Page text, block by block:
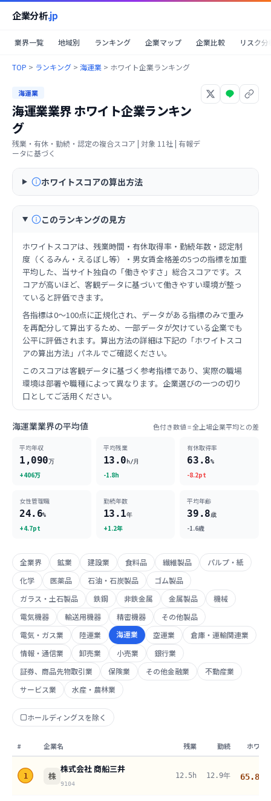
企業分析.jp
業界一覧 地域別 ランキング 企業マップ 企業比較 リスク分
TOP > ランキング > 海運業 > ホワイト企業ランキング
海運業
海運業業界ホワイト企業ランキン
グ
残業・有休・勤続・認定の複合スコア | 対象 11 社 | 有報デ
ータに基づく
ホワイトスコアの算出方法
このランキングの見方
ホワイトスコアは、残業時間・有休取得率・勤続年数・認定制
度（くるみん・えるぼし等）・男女賃金格差の5つの指標を加重
平均した、当サイト独自の「働きやすさ」総合スコアです。ス
コアが高いほど、客観データに基づいて働きやすい環境が整っ
ていると評価できます。
各指標は0〜100点に正規化され、データがある指標のみで重み
を再配分して算出するため、一部データが欠けている企業でも
公平に評価されます。算出方法の詳細は下記の「ホワイトスコ
アの算出方法」パネルでご確認ください。
このスコアは客観データに基づく参考指標であり、実際の職場
環境は部署や職種によって異なります。企業選びの一つの切り
口としてご活用ください。
海運業業界の平均値 色付き数値 = 全上場企業平均との差
平均年収
1,090万
+406万
平均残業
13.0h/月
-1.8h
有休取得率
63.8%
-8.2pt
女性管理職
24.6%
+4.7pt
勤続年数
13.1年
+1.2年
平均年齢
39.8歳
-1.6歳
全業界 鉱業 建設業 食料品 繊維製品
パルプ・紙
化学
医薬品 石油・石炭製品
ゴム製品
ガラス・土石製品
鉄鋼 非鉄金属 金属製品
機械
電気機器
輸送用機器 精密機器
その他製品
電気・ガス業
陸運業 海運業 空運業
倉庫・運輸関連業
情報・通信業
卸売業 小売業
銀行業
証券、商品先物取引業
保険業 その他金融業
不動産業
サービス業
水産・農林業
ホールディングスを除く
# 企業名 残業 勤続 ホワイ
1 株
株式会社 商船三井
9104
12.5h 12.9年 65.8